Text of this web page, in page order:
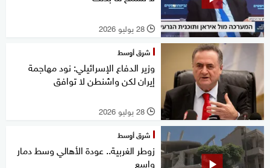
l 28 يوليو 2026
شرق أوسط
وزير الدفاع الإسرائيلي: نود مهاجمة
إيران لكن واشنطن لا توافق
l 28 يوليو 2026
شرق أوسط
زوطر الغربية.. عودة الأهالي وسط دمار
واسع